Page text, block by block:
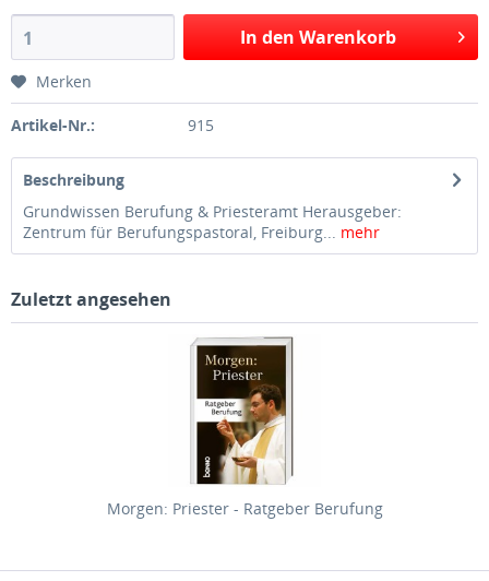
In den Warenkorb
Merken
Artikel-Nr.: 915
Beschreibung
Grundwissen Berufung & Priesteramt Herausgeber:
Zentrum für Berufungspastoral, Freiburg... mehr
Zuletzt angesehen
Morgen: Priester - Ratgeber Berufung